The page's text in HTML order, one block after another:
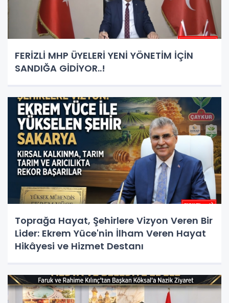
FERİZLİ MHP ÜYELERİ YENİ YÖNETİM İÇİN
SANDIĞA GİDİYOR..!
Toprağa Hayat, Şehirlere Vizyon Veren Bir
Lider: Ekrem Yüce'nin İlham Veren Hayat
Hikâyesi ve Hizmet Destanı